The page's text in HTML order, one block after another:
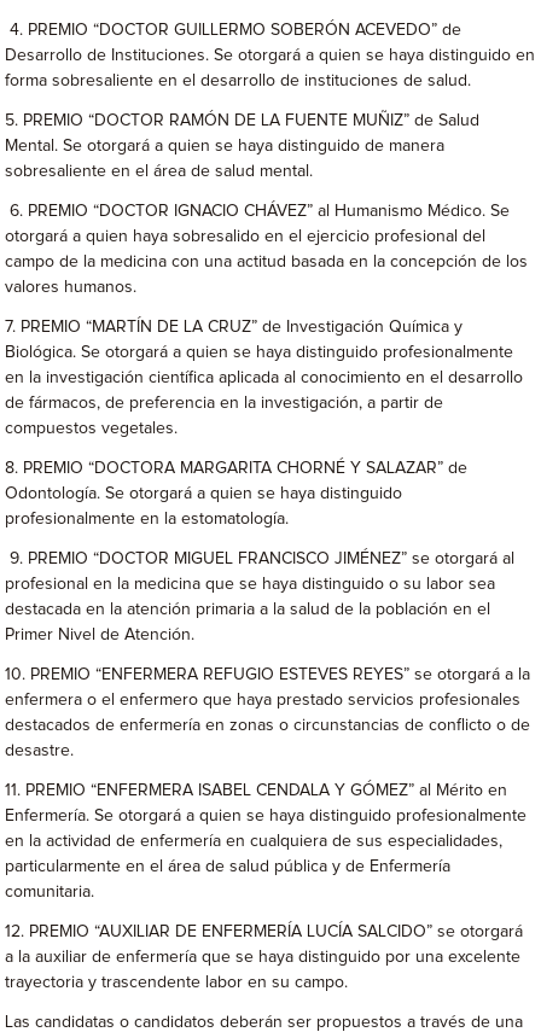
4. PREMIO “DOCTOR GUILLERMO SOBERÓN ACEVEDO” de
Desarrollo de Instituciones. Se otorgará a quien se haya distinguido en
forma sobresaliente en el desarrollo de instituciones de salud.
5. PREMIO “DOCTOR RAMÓN DE LA FUENTE MUÑIZ” de Salud
Mental. Se otorgará a quien se haya distinguido de manera
sobresaliente en el área de salud mental.
6. PREMIO “DOCTOR IGNACIO CHÁVEZ” al Humanismo Médico. Se
otorgará a quien haya sobresalido en el ejercicio profesional del
campo de la medicina con una actitud basada en la concepción de los
valores humanos.
7. PREMIO “MARTÍN DE LA CRUZ” de Investigación Química y
Biológica. Se otorgará a quien se haya distinguido profesionalmente
en la investigación científica aplicada al conocimiento en el desarrollo
de fármacos, de preferencia en la investigación, a partir de
compuestos vegetales.
8. PREMIO “DOCTORA MARGARITA CHORNÉ Y SALAZAR” de
Odontología. Se otorgará a quien se haya distinguido
profesionalmente en la estomatología.
9. PREMIO “DOCTOR MIGUEL FRANCISCO JIMÉNEZ” se otorgará al
profesional en la medicina que se haya distinguido o su labor sea
destacada en la atención primaria a la salud de la población en el
Primer Nivel de Atención.
10. PREMIO “ENFERMERA REFUGIO ESTEVES REYES” se otorgará a la
enfermera o el enfermero que haya prestado servicios profesionales
destacados de enfermería en zonas o circunstancias de conflicto o de
desastre.
11. PREMIO “ENFERMERA ISABEL CENDALA Y GÓMEZ” al Mérito en
Enfermería. Se otorgará a quien se haya distinguido profesionalmente
en la actividad de enfermería en cualquiera de sus especialidades,
particularmente en el área de salud pública y de Enfermería
comunitaria.
12. PREMIO “AUXILIAR DE ENFERMERÍA LUCÍA SALCIDO” se otorgará
a la auxiliar de enfermería que se haya distinguido por una excelente
trayectoria y trascendente labor en su campo.
Las candidatas o candidatos deberán ser propuestos a través de una